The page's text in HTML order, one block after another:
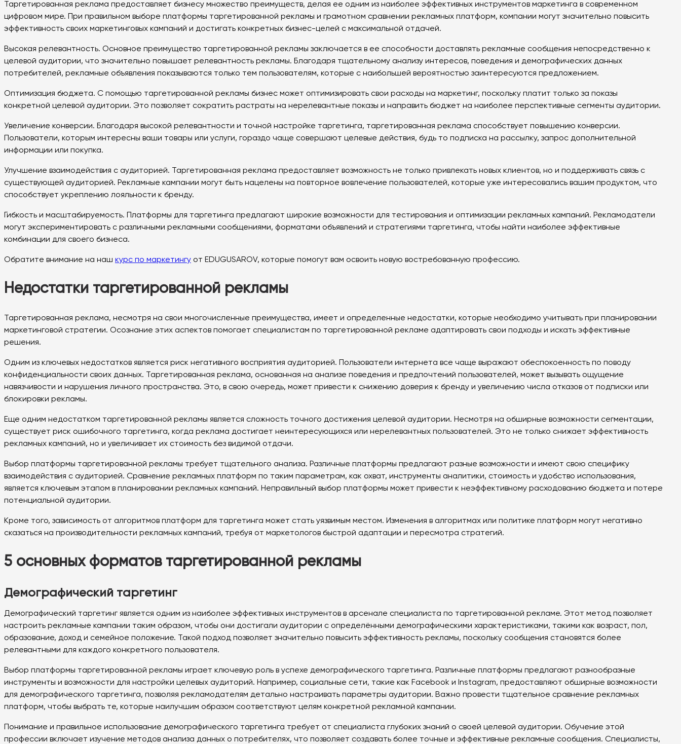
Таргетированная реклама предоставляет бизнесу множество преимуществ, делая ее одним из наиболее эффективных инструментов маркетинга в современном
цифровом мире. При правильном выборе платформы таргетированной рекламы и грамотном сравнении рекламных платформ, компании могут значительно повысить
эффективность своих маркетинговых кампаний и достигать конкретных бизнес-целей с максимальной отдачей.
Высокая релевантность. Основное преимущество таргетированной рекламы заключается в ее способности доставлять рекламные сообщения непосредственно к
целевой аудитории, что значительно повышает релевантность рекламы. Благодаря тщательному анализу интересов, поведения и демографических данных
потребителей, рекламные объявления показываются только тем пользователям, которые с наибольшей вероятностью заинтересуются предложением.
Оптимизация бюджета. С помощью таргетированной рекламы бизнес может оптимизировать свои расходы на маркетинг, поскольку платит только за показы
конкретной целевой аудитории. Это позволяет сократить растраты на нерелевантные показы и направить бюджет на наиболее перспективные сегменты аудитории.
Увеличение конверсии. Благодаря высокой релевантности и точной настройке таргетинга, таргетированная реклама способствует повышению конверсии.
Пользователи, которым интересны ваши товары или услуги, гораздо чаще совершают целевые действия, будь то подписка на рассылку, запрос дополнительной
информации или покупка.
Улучшение взаимодействия с аудиторией. Таргетированная реклама предоставляет возможность не только привлекать новых клиентов, но и поддерживать связь с
существующей аудиторией. Рекламные кампании могут быть нацелены на повторное вовлечение пользователей, которые уже интересовались вашим продуктом, что
способствует укреплению лояльности к бренду.
Гибкость и масштабируемость. Платформы для таргетинга предлагают широкие возможности для тестирования и оптимизации рекламных кампаний. Рекламодатели
могут экспериментировать с различными рекламными сообщениями, форматами объявлений и стратегиями таргетинга, чтобы найти наиболее эффективные
комбинации для своего бизнеса.
Обратите внимание на наш курс по маркетингу от EDUGUSAROV, которые помогут вам освоить новую востребованную профессию.
Недостатки таргетированной рекламы
Таргетированная реклама, несмотря на свои многочисленные преимущества, имеет и определенные недостатки, которые необходимо учитывать при планировании
маркетинговой стратегии. Осознание этих аспектов помогает специалистам по таргетированной рекламе адаптировать свои подходы и искать эффективные
решения.
Одним из ключевых недостатков является риск негативного восприятия аудиторией. Пользователи интернета все чаще выражают обеспокоенность по поводу
конфиденциальности своих данных. Таргетированная реклама, основанная на анализе поведения и предпочтений пользователей, может вызывать ощущение
навязчивости и нарушения личного пространства. Это, в свою очередь, может привести к снижению доверия к бренду и увеличению числа отказов от подписки или
блокировки рекламы.
Еще одним недостатком таргетированной рекламы является сложность точного достижения целевой аудитории. Несмотря на обширные возможности сегментации,
существует риск ошибочного таргетинга, когда реклама достигает неинтересующихся или нерелевантных пользователей. Это не только снижает эффективность
рекламных кампаний, но и увеличивает их стоимость без видимой отдачи.
Выбор платформы таргетированной рекламы требует тщательного анализа. Различные платформы предлагают разные возможности и имеют свою специфику
взаимодействия с аудиторией. Сравнение рекламных платформ по таким параметрам, как охват, инструменты аналитики, стоимость и удобство использования,
является ключевым этапом в планировании рекламных кампаний. Неправильный выбор платформы может привести к неэффективному расходованию бюджета и потере
потенциальной аудитории.
Кроме того, зависимость от алгоритмов платформ для таргетинга может стать уязвимым местом. Изменения в алгоритмах или политике платформ могут негативно
сказаться на производительности рекламных кампаний, требуя от маркетологов быстрой адаптации и пересмотра стратегий.
5 основных форматов таргетированной рекламы
Демографический таргетинг
Демографический таргетинг является одним из наиболее эффективных инструментов в арсенале специалиста по таргетированной рекламе. Этот метод позволяет
настроить рекламные кампании таким образом, чтобы они достигали аудитории с определёнными демографическими характеристиками, такими как возраст, пол,
образование, доход и семейное положение. Такой подход позволяет значительно повысить эффективность рекламы, поскольку сообщения становятся более
релевантными для каждого конкретного пользователя.
Выбор платформы таргетированной рекламы играет ключевую роль в успехе демографического таргетинга. Различные платформы предлагают разнообразные
инструменты и возможности для настройки целевых аудиторий. Например, социальные сети, такие как Facebook и Instagram, предоставляют обширные возможности
для демографического таргетинга, позволяя рекламодателям детально настраивать параметры аудитории. Важно провести тщательное сравнение рекламных
платформ, чтобы выбрать те, которые наилучшим образом соответствуют целям конкретной рекламной кампании.
Понимание и правильное использование демографического таргетинга требует от специалиста глубоких знаний о своей целевой аудитории. Обучение этой
профессии включает изучение методов анализа данных о потребителях, что позволяет создавать более точные и эффективные рекламные сообщения. Специалисты,